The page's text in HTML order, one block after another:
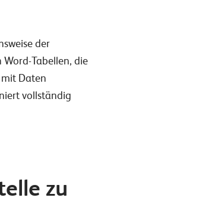
der
Tabellen, die
mit Daten
vollständig
zu